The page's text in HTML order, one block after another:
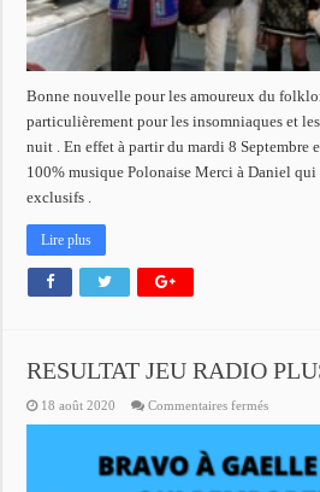
Bonne nouvelle pour les amoureux du
particulièrement pour les insomniaques et
nuit . En effet à partir du mardi 8 Septembre
100% musique Polonaise Merci à Daniel qui
exclusifs .
Lire plus
RESULTAT JEU RADIO
18 août 2020 Commentaires ferméssur
PLUS